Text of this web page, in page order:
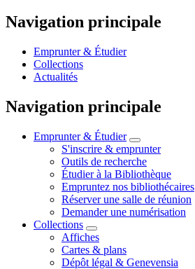
Navigation principale
Emprunter & Étudier
Collections
Actualités
Navigation principale
Emprunter & Étudier
S'inscrire & emprunter
Outils de recherche
Étudier à la Bibliothèque
Empruntez nos bibliothécaires
Réserver une salle de réunion
Demander une numérisation
Collections
Affiches
Cartes & plans
Dépôt légal & Genevensia